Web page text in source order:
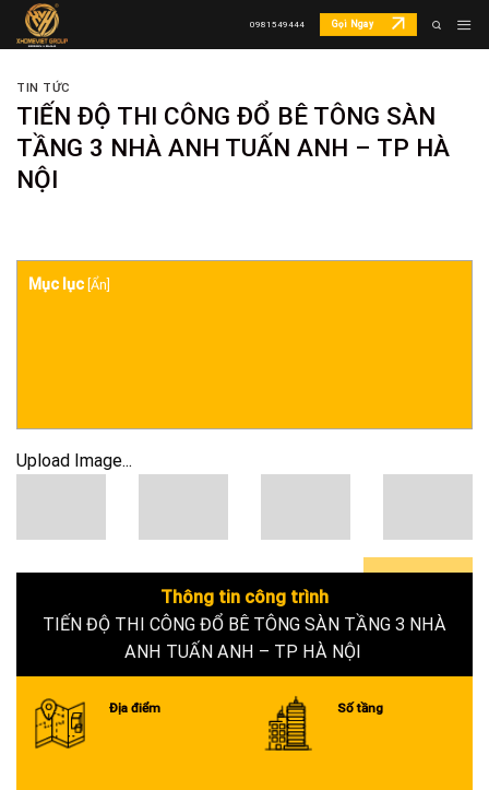
Skip
0981549444 Gọi Ngay
TIN TỨC
TIẾN ĐỘ THI CÔNG ĐỔ BÊ TÔNG SÀN
TẦNG 3 NHÀ ANH TUẤN ANH – TP HÀ
NỘI
Mục lục Ẩn
Upload Image...
0+
Thông tin công trình
TIẾN ĐỘ THI CÔNG ĐỔ BÊ TÔNG SÀN TẦNG 3 NHÀ
ANH TUẤN ANH – TP HÀ NỘI
Địa điểm Số tầng